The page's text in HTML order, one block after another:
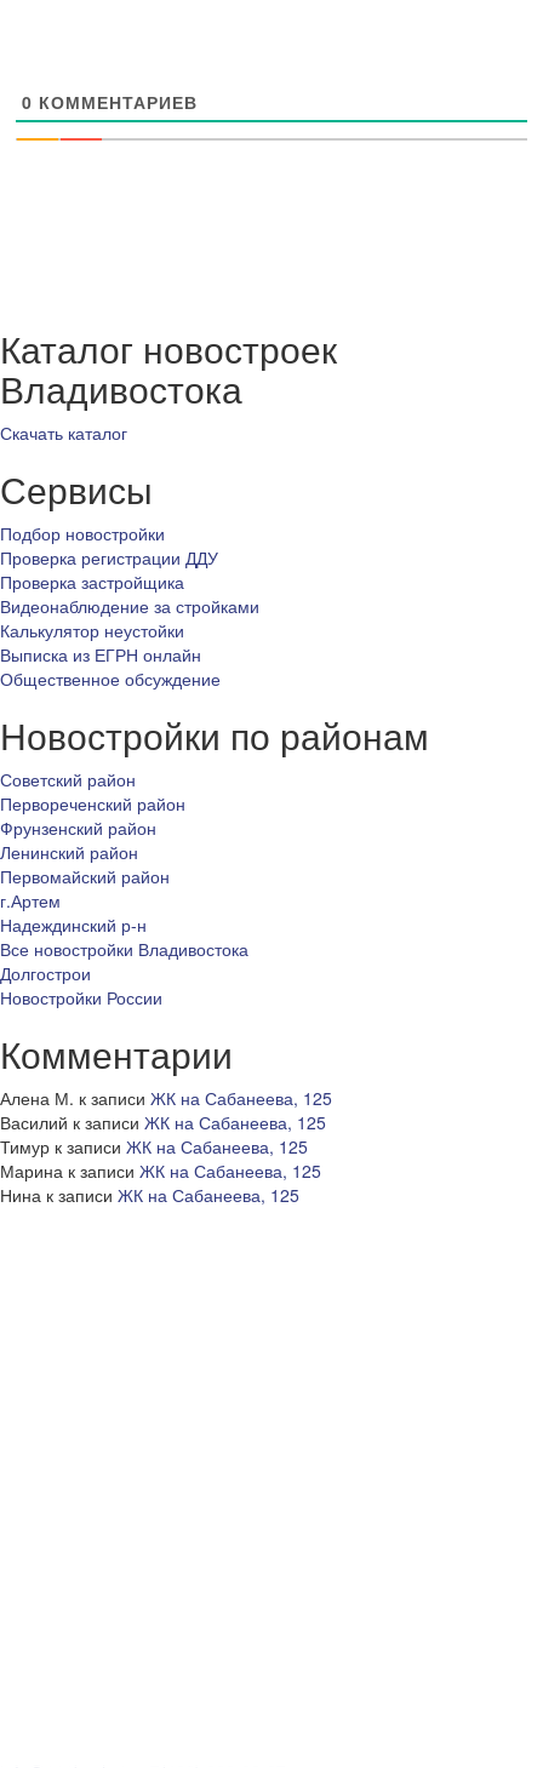
0 КОММЕНТАРИЕВ
Каталог новостроек
Владивостока
Скачать каталог
Сервисы
Подбор новостройки
Проверка регистрации ДДУ
Проверка застройщика
Видеонаблюдение за стройками
Калькулятор неустойки
Выписка из ЕГРН онлайн
Общественное обсуждение
Новостройки по районам
Советский район
Первореченский район
Фрунзенский район
Ленинский район
Первомайский район
г.Артем
Надеждинский р-н
Все новостройки Владивостока
Долгострои
Новостройки России
Комментарии
Алена М. к записи ЖК на Сабанеева, 125
Василий к записи ЖК на Сабанеева, 125
Тимур к записи ЖК на Сабанеева, 125
Марина к записи ЖК на Сабанеева, 125
Нина к записи ЖК на Сабанеева, 125